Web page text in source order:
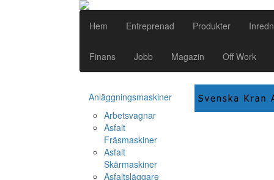
Hem Entreprenad Produkter
Finans Jobb Magazin Off Work
Anläggningsmaskiner
Arbetsvagnar
Asfalt
Fräsmaskiner
Asfalt
Skärmaskiner
Asfaltsläggare